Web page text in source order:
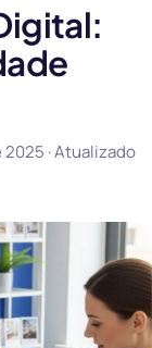
2025 · Atualizado